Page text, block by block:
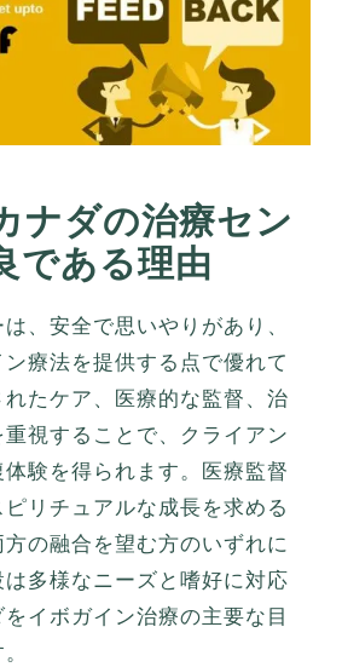
ナダの治療セン
である理由
、安全で思いやりがあり、
療法を提供する点で優れて
たケア、医療的な監督、治
視することで、クライアン
体験を得られます。医療監督
リチュアルな成長を求める
の融合を望む方のいずれに
多様なニーズと嗜好に対応
イボガイン治療の主要な目